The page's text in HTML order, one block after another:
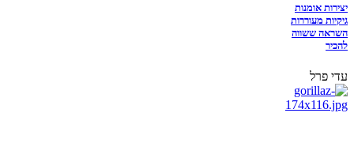
יצירות אומנות
גיקיות מעוררות
השראה ששווה
להכיר
עדי פרל